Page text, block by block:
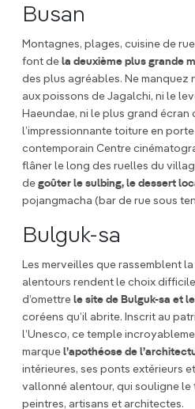
Busan
Montagnes, plages, cuisine de
font de la deuxième plus grande
des plus agréables. Ne manquez
aux poissons de Jagalchi, ni le
Haeundae, ni le plus grand écran
l’impressionnante toiture en
contemporain Centre
flâner le long des ruelles du
de goûter le sulbing, le dessert
pojangmacha (bar de rue sous
Bulguk-sa
Les merveilles que rassemblent
alentours rendent le choix
d’omettre le site de Bulguk-sa et
coréens qu’il abrite. Inscrit au
l’Unesco, ce temple
marque l’apothéose de
intérieures, ses ponts extérieurs
vallonné alentour, qui souligne le
peintres, artisans et architectes.